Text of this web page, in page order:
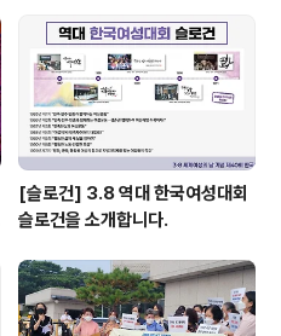
[슬로건] 3.8 역대 한국여성대회
슬로건을 소개합니다.